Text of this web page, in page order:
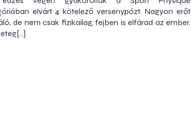
elvárt 4 kötelező versenypózt. Nagyon erőt
de nem csak fizikailag, fejben is elfárad az ember.